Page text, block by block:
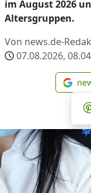
im August 2026
Altersgruppen.
Von news.de-
07.08.2026, 08.04